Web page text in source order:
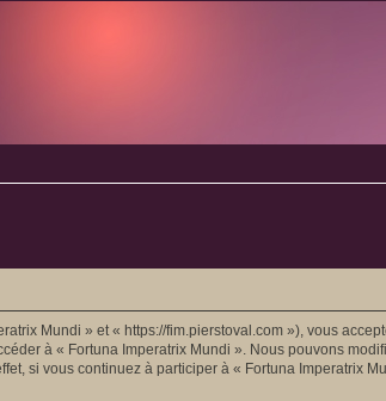
Mundi » et « https://fim.pierstoval.com »), vous
à « Fortuna Imperatrix Mundi ». Nous pouvons
si vous continuez à participer à « Fortuna Imperatrix